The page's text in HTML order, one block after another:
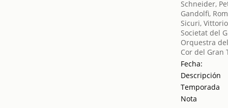
Schneider,
Gandolfi,
Sicuri, Vittorio
Societat del
Orquestra
Cor del Gran
Fecha:
Descripción
Temporada
Nota